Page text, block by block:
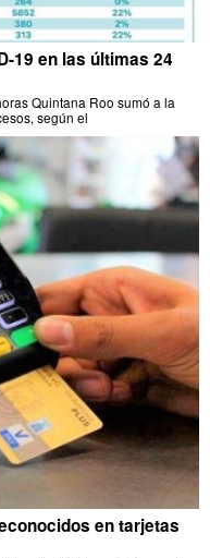
19 en las últimas 24
Quintana Roo sumó a la
según el
en tarjetas